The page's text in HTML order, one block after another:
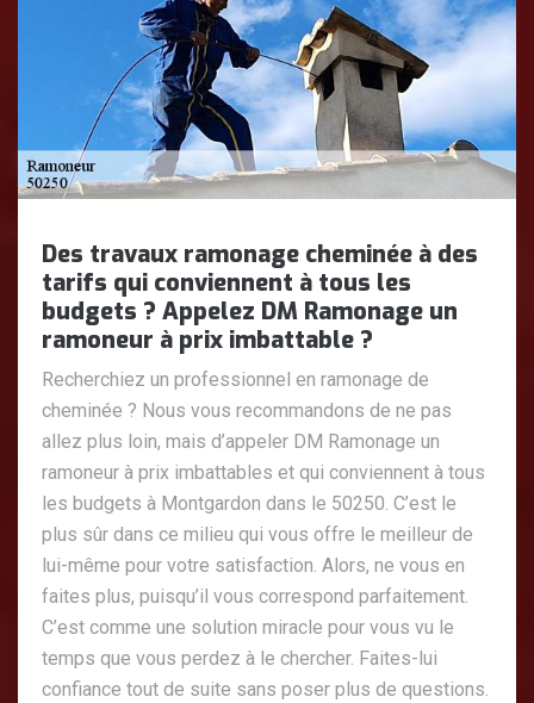
Des travaux ramonage cheminée à des
tarifs qui conviennent à tous les
budgets ? Appelez DM Ramonage un
ramoneur à prix imbattable ?
Recherchiez un professionnel en ramonage de
cheminée ? Nous vous recommandons de ne pas
allez plus loin, mais d’appeler DM Ramonage un
ramoneur à prix imbattables et qui conviennent à tous
les budgets à Montgardon dans le 50250. C’est le
plus sûr dans ce milieu qui vous offre le meilleur de
lui-même pour votre satisfaction. Alors, ne vous en
faites plus, puisqu’il vous correspond parfaitement.
C’est comme une solution miracle pour vous vu le
temps que vous perdez à le chercher. Faites-lui
confiance tout de suite sans poser plus de questions.